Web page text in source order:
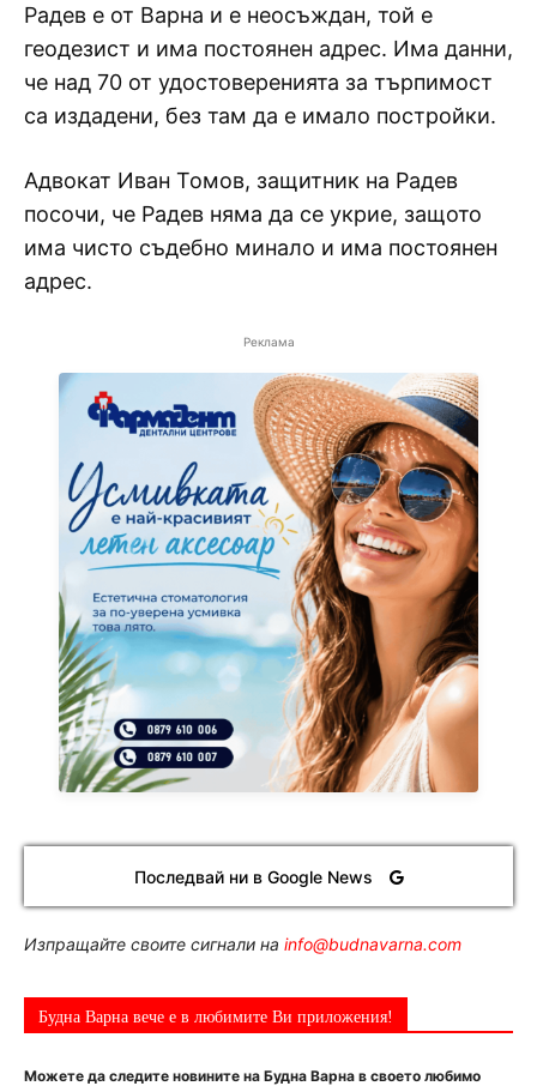
Радев е от Варна и е неосъждан, той е
геодезист и има постоянен адрес. Има данни,
че над 70 от удостоверенията за търпимост
са издадени, без там да е имало постройки.
Адвокат Иван Томов, защитник на Радев
посочи, че Радев няма да се укрие, защото
има чисто съдебно минало и има постоянен
адрес.
Реклама
Последвай ни в Google News
Изпращайте своите сигнали на info@budnavarna.com
Будна Варна вече е в любимите Ви приложения!
Можете да следите новините на Будна Варна в своето любимо